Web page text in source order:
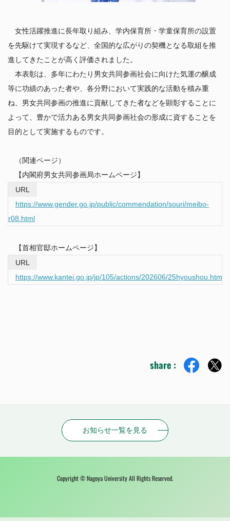
女性活躍推進に長年取り組み、学内保育所・学童保育所の設置
を先駆けて実現するなど、全国的な広がりの契機となる取組を推
進してきたことが高く評価されました。
本表彰は、多年にわたり男女共同参画社会に向けた気運の醸成
等に功績のあった者や、各分野において実践的な活動を積み重
ね、男女共同参画の推進に貢献してきた者などを顕彰することに
よって、豊かで活力ある男女共同参画社会の形成に資することを
目的として実施するものです。
（関連ページ）
【内閣府男女共同参画局ホームページ】
https://www.gender.go.jp/public/commendation/souri/meibo-
r08.html
【首相官邸ホームページ】
https://www.kantei.go.jp/jp/105/actions/202606/25hyoushou.html
share :
お知らせ一覧を見る
Copyright © Nagoya University All Rights Reserved.